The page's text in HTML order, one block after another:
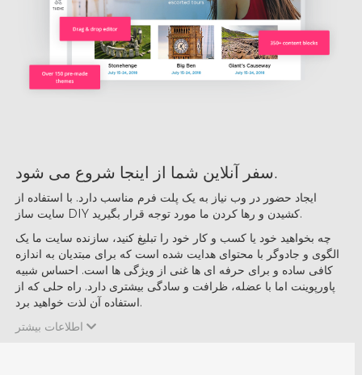
سفر آنلاین شمااز اینجا شروع می شود.
ایجاد حضور در وب نیاز به یک پلت فرم مناسب دارد. با استفاده از
سایت ساز DIY کشیدن و رها کردن ما مورد توجه قرار بگیرید.
چه بخواهید خود یا کسب و کار خود را تبلیغ کنید، سازنده سایت ما یک
الگوی و جادوگر با محتوای هدایت شده است که برای مبتدیان به اندازه
کافی ساده و برای حرفه ای ها غنی از ویژگی ها است. احساس شبیه
پاورپوینت اما با عضله، ظرافت و سادگی بیشتری دارد. راه حلی که از
استفاده آن لذت خواهید برد.